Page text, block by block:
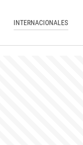
INTERNACIONALES